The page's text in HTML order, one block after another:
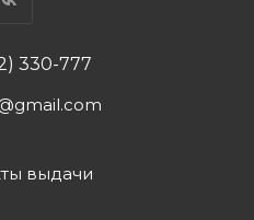
330-777
выдачи